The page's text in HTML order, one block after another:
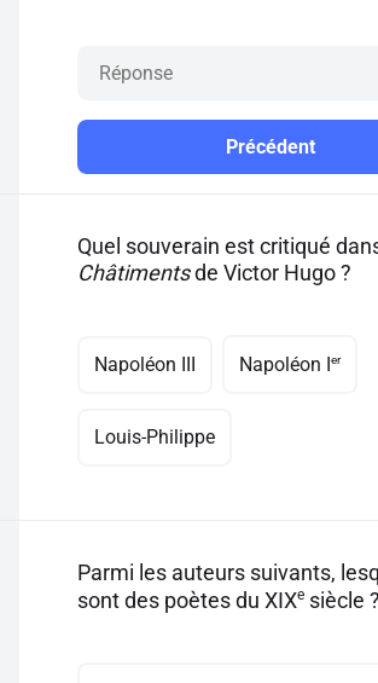
Précédent
Quel souverain est critiqué
Châtimentsde Victor Hugo ?
Napoléon III Napoléon I er
Louis-Philippe
Parmi les auteurs suivants,
sont des poètes du XIXe siècle ?